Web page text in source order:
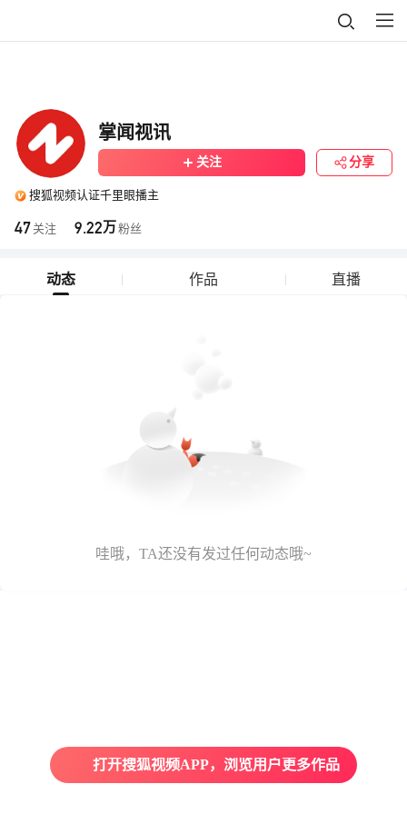
掌闻视讯
关注 分享
搜狐视频认证千里眼播主
47 关注 9.22万 粉丝
动态 作品 直播
哇哦，TA还没有发过任何动态哦~
打开搜狐视频APP，浏览用户更多作品